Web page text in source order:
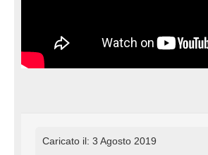
Caricato il: 3 Agosto 2019